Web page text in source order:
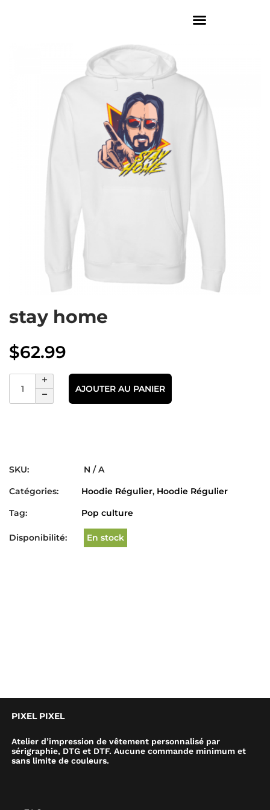
stay home
$62.99
AJOUTER AU PANIER
SKU:
N / A
Catégories:
Hoodie Régulier, Hoodie Régulier
Tag:
Pop culture
Disponibilité: En stock
PIXEL PIXEL
Atelier d’impression de vêtement personnalisé par
sérigraphie, DTG et DTF. Aucune commande minimum et
sans limite de couleurs.